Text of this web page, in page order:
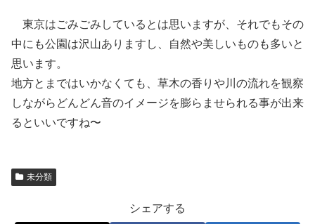
東京はごみごみしているとは思いますが、それでもその
中にも公園は沢山ありますし、自然や美しいものも多いと
思います。
地方とまではいかなくても、草木の香りや川の流れを観察
しながらどんどん音のイメージを膨らませられる事が出来
るといいですね〜
未分類
シェアする